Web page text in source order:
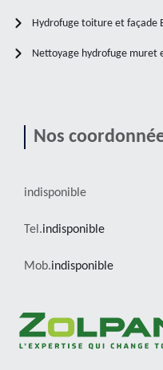
Hydrofuge toiture et façade
Nettoyage hydrofuge muret
Nos
indisponible
Tel.indisponible
Mob.indisponible